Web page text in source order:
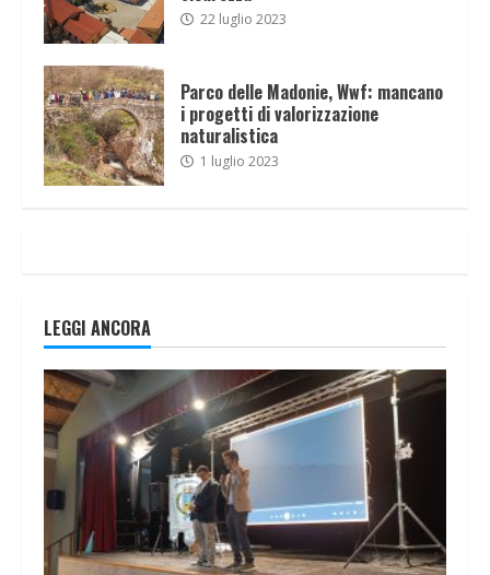
22 luglio 2023
Parco delle Madonie, Wwf: mancano
i progetti di valorizzazione
naturalistica
1 luglio 2023
LEGGI ANCORA